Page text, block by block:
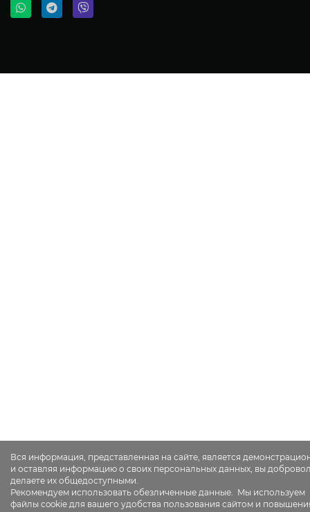
Вся информация, представленная на сайте, является
и оставляя информацию о своих персональных данных, вы
делаете их общедоступными.
Рекомендуем использовать обезличенные данные. Мы используем
файлы cookie для вашего удобства пользования сайтом и